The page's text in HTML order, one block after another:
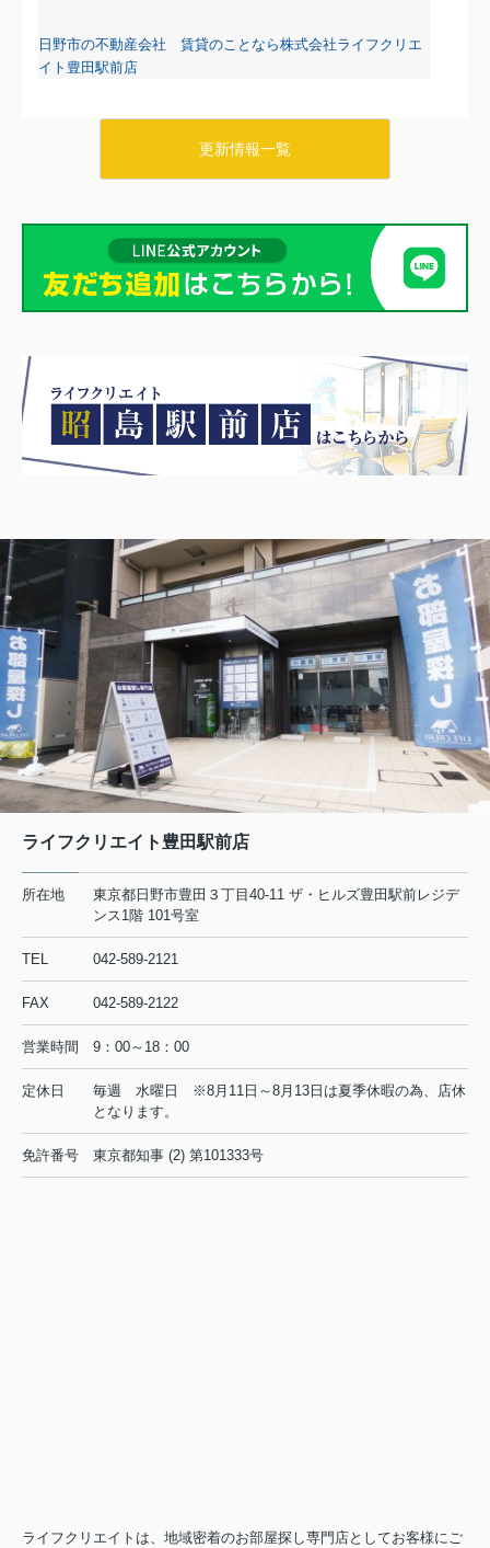
日野市の不動産会社 賃貸のことなら株式会社ライフクリエ
イト豊田駅前店
リブリ・タチカワ103
6.2万円
日野市の不動産会社 賃貸のことなら株式会社ライフクリエ
イト豊田駅前店
日野・豊田・八王子の賃貸物件情報をUPしました！
マーベリー石川205
7.8万円
東京都八王子市石川町984-1
中央線 日野駅 徒歩26分
物件詳細へ
日野市の不動産会社 賃貸のことなら株式会社ライフクリエ
イト豊田駅前店
2026.08.05
リビエール高幡201
6.5万円
東京都日野市高幡680-12
京王線 高幡不動駅 徒歩6分
物件詳細へ
日野市の不動産会社 賃貸のことなら株式会社ライフクリエ
イト豊田駅前店
2026.08.04
更新情報一覧
ライフクリエイト豊田駅前店
所在地
東京都日野市豊田３丁目40-11 ザ・ヒルズ豊田駅前レジデ
ンス1階 101号室
TEL 042-589-2121
FAX 042-589-2122
営業時間 9：00～18：00
定休日
毎週 水曜日 ※8月11日～8月13日は夏季休暇の為、店休
となります。
免許番号 東京都知事 (2) 第101333号
ライフクリエイトは、地域密着のお部屋探し専門店としてお客様にご